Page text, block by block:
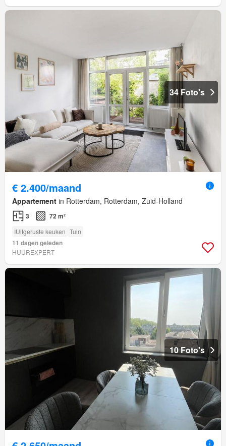
34 Foto's
€ 2.400/maand
Appartement in Rotterdam, Rotterdam, Zuid-Holland
3 72 m²
IUitgeruste keuken Tuin
11 dagen geleden
HUUREXPERT
10 Foto's